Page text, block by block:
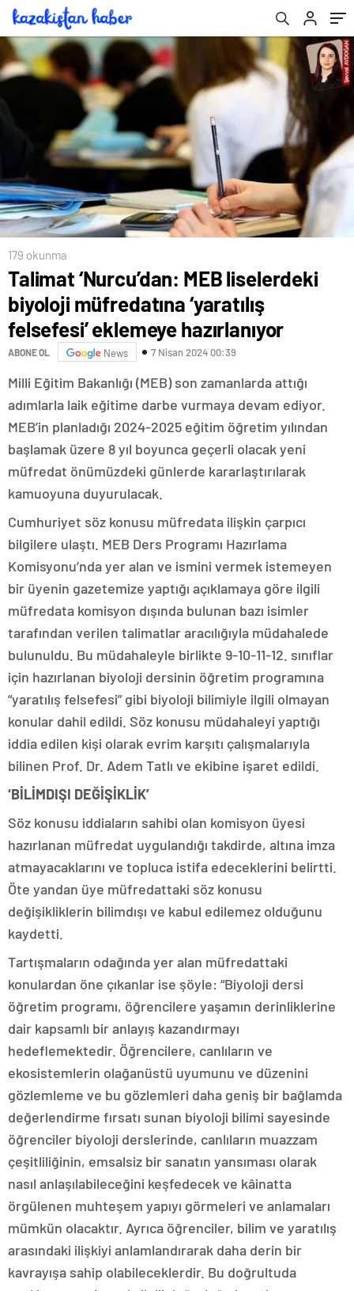
hazırlanıyor
179 okunma
Talimat ‘Nurcu’dan: MEB liselerdeki
biyoloji müfredatına ‘yaratılış
felsefesi’ eklemeye hazırlanıyor
ABONE OL News 7 Nisan 2024 00:39
Milli Eğitim Bakanlığı (MEB) son zamanlarda attığı
adımlarla laik eğitime darbe vurmaya devam ediyor.
MEB’in planladığı 2024-2025 eğitim öğretim yılından
başlamak üzere 8 yıl boyunca geçerli olacak yeni
müfredat önümüzdeki günlerde kararlaştırılarak
kamuoyuna duyurulacak.
Cumhuriyet söz konusu müfredata ilişkin çarpıcı
bilgilere ulaştı. MEB Ders Programı Hazırlama
Komisyonu’nda yer alan ve ismini vermek istemeyen
bir üyenin gazetemize yaptığı açıklamaya göre ilgili
müfredata komisyon dışında bulunan bazı isimler
tarafından verilen talimatlar aracılığıyla müdahalede
bulunuldu. Bu müdahaleyle birlikte 9-10-11-12. sınıflar
için hazırlanan biyoloji dersinin öğretim programına
“yaratılış felsefesi” gibi biyoloji bilimiyle ilgili olmayan
konular dahil edildi. Söz konusu müdahaleyi yaptığı
iddia edilen kişi olarak evrim karşıtı çalışmalarıyla
bilinen Prof. Dr. Adem Tatlı ve ekibine işaret edildi.
‘BİLİMDIŞI DEĞİŞİKLİK’
Söz konusu iddiaların sahibi olan komisyon üyesi
hazırlanan müfredat uygulandığı takdirde, altına imza
atmayacaklarını ve topluca istifa edeceklerini belirtti.
Öte yandan üye müfredattaki söz konusu
değişikliklerin bilimdışı ve kabul edilemez olduğunu
kaydetti.
Tartışmaların odağında yer alan müfredattaki
konulardan öne çıkanlar ise şöyle: “Biyoloji dersi
öğretim programı, öğrencilere yaşamın derinliklerine
dair kapsamlı bir anlayış kazandırmayı
hedeflemektedir. Öğrencilere, canlıların ve
ekosistemlerin olağanüstü uyumunu ve düzenini
gözlemleme ve bu gözlemleri daha geniş bir bağlamda
değerlendirme fırsatı sunan biyoloji bilimi sayesinde
öğrenciler biyoloji derslerinde, canlıların muazzam
çeşitliliğinin, emsalsiz bir sanatın yansıması olarak
nasıl anlaşılabileceğini keşfedecek ve kâinatta
örgülenen muhteşem yapıyı görmeleri ve anlamaları
mümkün olacaktır. Ayrıca öğrenciler, bilim ve yaratılış
arasındaki ilişkiyi anlamlandırarak daha derin bir
kavrayışa sahip olabileceklerdir. Bu doğrultuda
aynasıdır!